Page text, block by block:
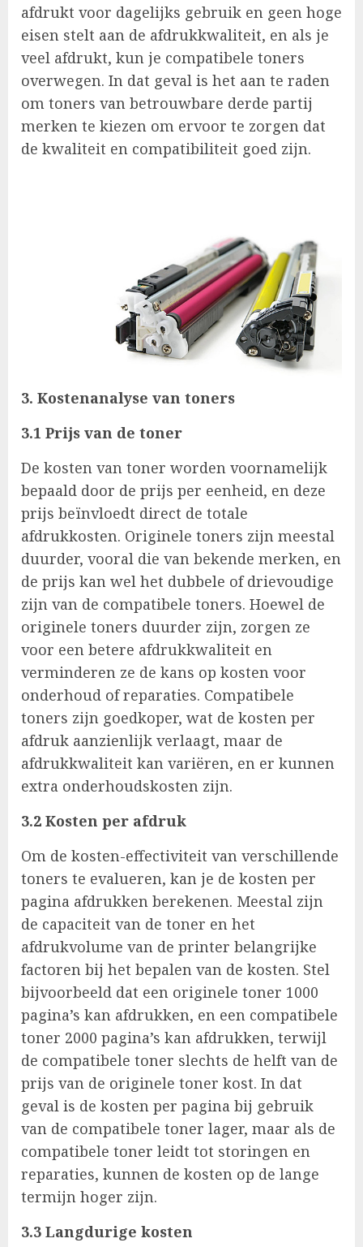
afdrukt voor dagelijks gebruik en geen hoge
eisen stelt aan de afdrukkwaliteit, en als je
veel afdrukt, kun je compatibele toners
overwegen. In dat geval is het aan te raden
om toners van betrouwbare derde partij
merken te kiezen om ervoor te zorgen dat
de kwaliteit en compatibiliteit goed zijn.
3. Kostenanalyse van toners
3.1 Prijs van de toner
De kosten van toner worden voornamelijk
bepaald door de prijs per eenheid, en deze
prijs beïnvloedt direct de totale
afdrukkosten. Originele toners zijn meestal
duurder, vooral die van bekende merken, en
de prijs kan wel het dubbele of drievoudige
zijn van de compatibele toners. Hoewel de
originele toners duurder zijn, zorgen ze
voor een betere afdrukkwaliteit en
verminderen ze de kans op kosten voor
onderhoud of reparaties. Compatibele
toners zijn goedkoper, wat de kosten per
afdruk aanzienlijk verlaagt, maar de
afdrukkwaliteit kan variëren, en er kunnen
extra onderhoudskosten zijn.
3.2 Kosten per afdruk
Om de kosten-effectiviteit van verschillende
toners te evalueren, kan je de kosten per
pagina afdrukken berekenen. Meestal zijn
de capaciteit van de toner en het
afdrukvolume van de printer belangrijke
factoren bij het bepalen van de kosten. Stel
bijvoorbeeld dat een originele toner 1000
pagina’s kan afdrukken, en een compatibele
toner 2000 pagina’s kan afdrukken, terwijl
de compatibele toner slechts de helft van de
prijs van de originele toner kost. In dat
geval is de kosten per pagina bij gebruik
van de compatibele toner lager, maar als de
compatibele toner leidt tot storingen en
reparaties, kunnen de kosten op de lange
termijn hoger zijn.
3.3 Langdurige kosten